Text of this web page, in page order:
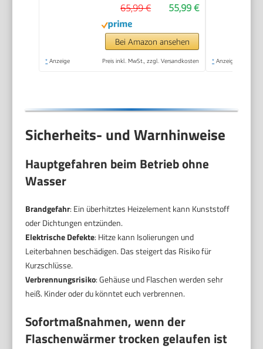
Babyflasche,
intelligente
Temperaturregelung,
automatische
55,99 €
65,99 €
Bei Amazon ansehen
* Anzeige Preis inkl. MwSt., zzgl. Versandkosten * Anzeige
Sicherheits- und Warnhinweise
Hauptgefahren beim Betrieb ohne
Wasser
Brandgefahr: Ein überhitztes Heizelement kann Kunststoff
oder Dichtungen entzünden.
Elektrische Defekte: Hitze kann Isolierungen und
Leiterbahnen beschädigen. Das steigert das Risiko für
Kurzschlüsse.
Verbrennungsrisiko: Gehäuse und Flaschen werden sehr
heiß. Kinder oder du könntet euch verbrennen.
Sofortmaßnahmen, wenn der
Flaschenwärmer trocken gelaufen ist